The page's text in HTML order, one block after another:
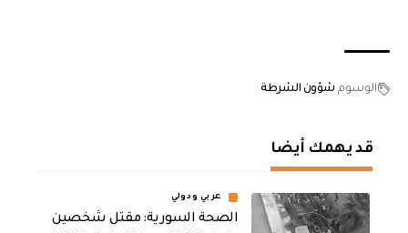
الوسوم شؤون الشرطة
قد يهمك أيضا
عربي ودولي
الصحة السورية: مقتل شخصين